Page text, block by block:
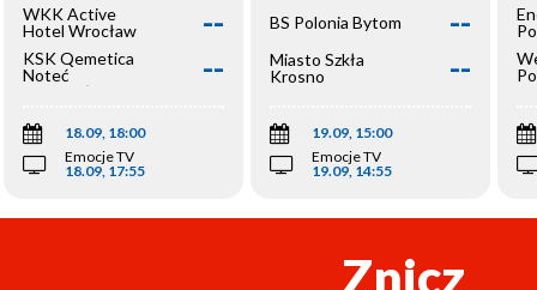
WKK Active
Hotel Wrocław
--
KSK Qemetica
Noteć
Inowrocław
--
18.09, 18:00
Emocje TV
18.09, 17:55
BS Polonia Bytom --
Miasto Szkła
Krosno
--
19.09, 15:00
Emocje TV
19.09, 14:55
Znicz